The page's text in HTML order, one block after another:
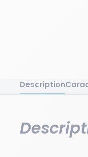
Description